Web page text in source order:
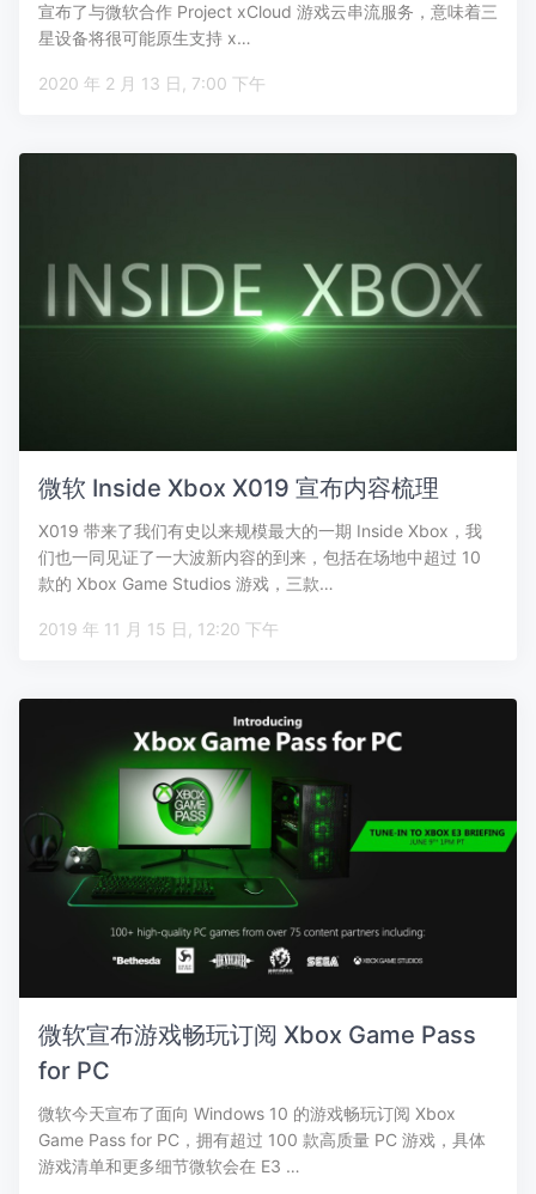
宣布了与微软合作 Project xCloud 游戏云串流服务，意味着三
星设备将很可能原生支持 x…
2020 年 2 月 13 日, 7:00 下午
微软 Inside Xbox X019 宣布内容梳理
X019 带来了我们有史以来规模最大的一期 Inside Xbox，我
们也一同见证了一大波新内容的到来，包括在场地中超过 10
款的 Xbox Game Studios 游戏，三款…
2019 年 11 月 15 日, 12:20 下午
微软宣布游戏畅玩订阅 Xbox Game Pass
for PC
微软今天宣布了面向 Windows 10 的游戏畅玩订阅 Xbox
Game Pass for PC，拥有超过 100 款高质量 PC 游戏，具体
游戏清单和更多细节微软会在 E3 …